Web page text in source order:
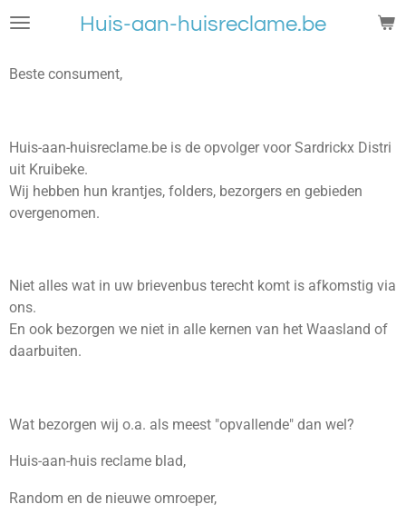
Ga
de
Huis-aan-huisreclame.be
Beste consument,
Huis-aan-huisreclame.be is de opvolger voor Sardrickx Distri
uit Kruibeke.
Wij hebben hun krantjes, folders, bezorgers en gebieden
overgenomen.
Niet alles wat in uw brievenbus terecht komt is afkomstig via
ons.
En ook bezorgen we niet in alle kernen van het Waasland of
daarbuiten.
Wat bezorgen wij o.a. als meest "opvallende" dan wel?
Huis-aan-huis reclame blad,
Random en de nieuwe omroeper,